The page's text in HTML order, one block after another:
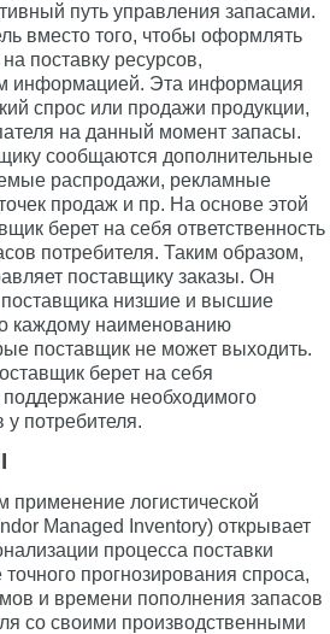
путь управления запасами.
вместо того, чтобы оформлять
поставку ресурсов,
информацией. Эта информация
спрос или продажи продукции,
на данный момент запасы.
сообщаются дополнительные
распродажи, рекламные
продаж и пр. На основе этой
берет на себя ответственность
потребителя. Таким образом,
поставщику заказы. Он
поставщика низшие и высшие
каждому наименованию
поставщик не может выходить.
берет на себя
поддержание необходимого
у потребителя.
применение логистической
Managed Inventory) открывает
процесса поставки
прогнозирования спроса,
и времени пополнения запасов
со своими производственными